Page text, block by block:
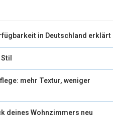
S N
in Deutschland erklärt
mehr Textur, weniger
deines Wohnzimmers neu